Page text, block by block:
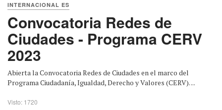
INTERNACIONAL ES
Convocatoria Redes de
Ciudades - Programa CERV
2023
Abierta la Convocatoria Redes de Ciudades en el marco del
Programa Ciudadanía, Igualdad, Derecho y Valores (CERV). ...
Visto: 1720